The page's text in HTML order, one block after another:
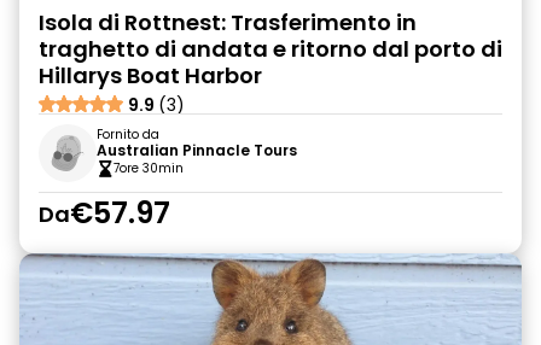
Isola di Rottnest: Trasferimento in
traghetto di andata e ritorno dal porto di
Hillarys Boat Harbor
9.9 (3)
Fornito da
Australian Pinnacle Tours
7ore 30min
Da€57.97